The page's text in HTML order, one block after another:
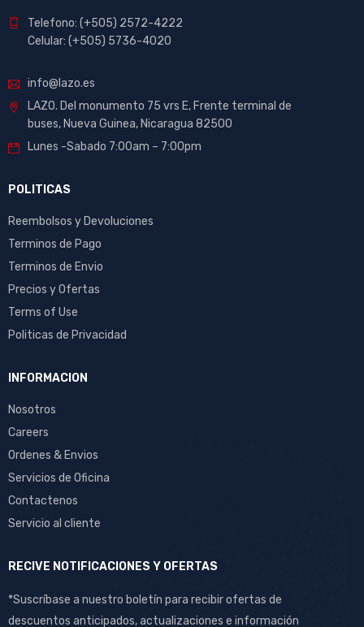
Telefono: (+505) 2572-4222
Celular: (+505) 5736-4020
info@lazo.es
LAZO. Del monumento 75 vrs E, Frente terminal de
buses, Nueva Guinea, Nicaragua 82500
Lunes -Sabado 7:00am – 7:00pm
POLITICAS
Reembolsos y Devoluciones
Terminos de Pago
Terminos de Envio
Precios y Ofertas
Terms of Use
Politicas de Privacidad
INFORMACION
Nosotros
Careers
Ordenes & Envios
Servicios de Oficina
Contactenos
Servicio al cliente
RECIVE NOTIFICACIONES Y OFERTAS
*Suscríbase a nuestro boletín para recibir ofertas de
descuentos anticipados, actualizaciones e información